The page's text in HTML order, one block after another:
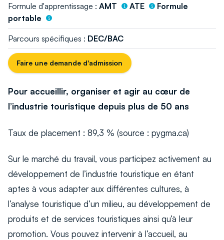
Formule d'apprentissage : AMT ATE
Formule
portable
Parcours spécifiques : DEC/BAC
Faire une demande d'admission
Pour accueillir, organiser et agir au cœur de
l’industrie touristique depuis plus de 50 ans
Taux de placement : 89,3 % (source : pygma.ca)
Sur le marché du travail, vous participez activement au
développement de l’industrie touristique en étant
aptes à vous adapter aux différentes cultures, à
l’analyse touristique d’un milieu, au développement de
produits et de services touristiques ainsi qu’à leur
promotion. Vous pouvez intervenir à l’accueil, au